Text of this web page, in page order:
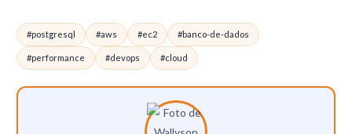
ser interrompido a qualquer momento. E uma opcao valida
para ambientes de staging ou para replicas de leitura com
reconexao automática configurada na aplicação.
#postgresql #aws #ec2 #banco-de-dados
#performance #devops #cloud